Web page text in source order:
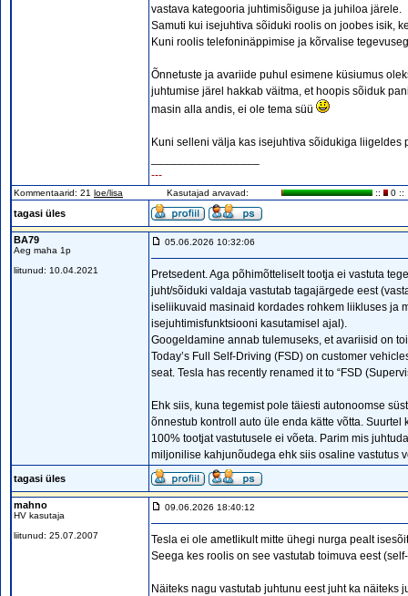
vastava kategooria juhtimisõiguse ja juhiloa järele.
Samuti kui isejuhtiva sõiduki roolis on joobes isik,
Kuni roolis telefoninäppimise ja kõrvalise
Õnnetuste ja avariide puhul esimene küsiumus
juhtumise järel hakkab väitma, et hoopis sõiduk
masin alla andis, ei ole tema süü
Kuni selleni välja kas isejuhtiva sõidukiga
---
Kommentaarid: 21 loe/lisa Kasutajad arvavad: :: 0 ::
tagasi üles
BA79
Aeg maha 1p
liitunud: 10.04.2021
05.06.2026 10:32:06
Pretsedent. Aga põhimõtteliselt tootja ei vastuta
juht/sõiduki valdaja vastutab tagajärgede eest
iseliikuvaid masinaid kordades rohkem liikluses ja
isejuhtimisfunktsiooni kasutamisel ajal).
Googeldamine annab tulemuseks, et avariisid on
Today’s Full Self-Driving (FSD) on customer
seat. Tesla has recently renamed it to “FSD
Ehk siis, kuna tegemist pole täiesti autonoomse
õnnestub kontroll auto üle enda kätte võtta.
100% tootjat vastutusele ei võeta. Parim mis
miljonilise kahjunõudega ehk siis osaline vastutus
tagasi üles
mahno
HV kasutaja
liitunud: 25.07.2007
09.06.2026 18:40:12
Tesla ei ole ametlikult mitte ühegi nurga pealt
Seega kes roolis on see vastutab toimuva eest
Näiteks nagu vastutab juhtunu eest juht ka